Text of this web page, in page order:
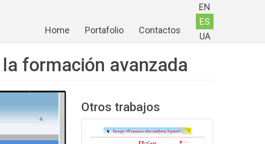
EN
ES
UA
Home Portafolio Contactos
formación avanzada
Otros trabajos